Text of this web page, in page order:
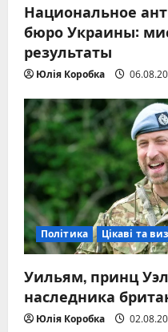
Национальное
бюро Украины:
результаты
Юлія Коробка
Політика Цікаві та
Уильям, принц
наследника
Юлія Коробка